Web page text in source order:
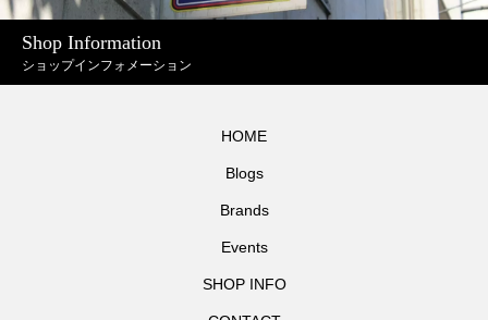
Shop Information
ショップインフォメーション
HOME
Blogs
Brands
Events
SHOP INFO